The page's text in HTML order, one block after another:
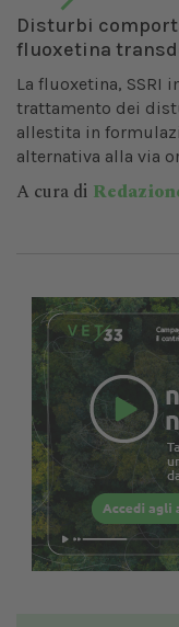
Disturbi
fluoxetina
La fluoxetina, SSRI
trattamento dei
allestita in
alternativa alla via
A cura di